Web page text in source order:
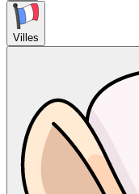
Villes